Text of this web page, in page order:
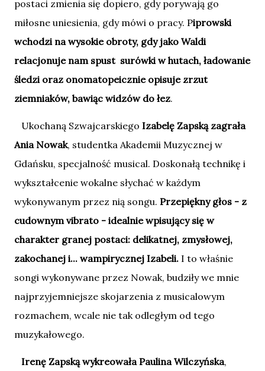
postaci zmienia się dopiero, gdy porywają go
miłosne uniesienia, gdy mówi o pracy. Piprowski
wchodzi na wysokie obroty, gdy jako Waldi
relacjonuje nam spust surówki w hutach, ładowanie
śledzi oraz onomatopeicznie opisuje zrzut
ziemniaków, bawiąc widzów do łez.
Ukochaną Szwajcarskiego Izabelę Zapską zagrała
Ania Nowak, studentka Akademii Muzycznej w
Gdańsku, specjalność musical. Doskonałą technikę i
wykształcenie wokalne słychać w każdym
wykonywanym przez nią songu. Przepiękny głos - z
cudownym vibrato - idealnie wpisujący się w
charakter granej postaci: delikatnej, zmysłowej,
zakochanej i... wampirycznej Izabeli. I to właśnie
songi wykonywane przez Nowak, budziły we mnie
najprzyjemniejsze skojarzenia z musicalowym
rozmachem, wcale nie tak odległym od tego
muzykałowego.
Irenę Zapską wykreowała Paulina Wilczyńska,